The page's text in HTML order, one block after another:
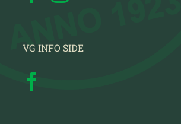
VG INFO SIDE